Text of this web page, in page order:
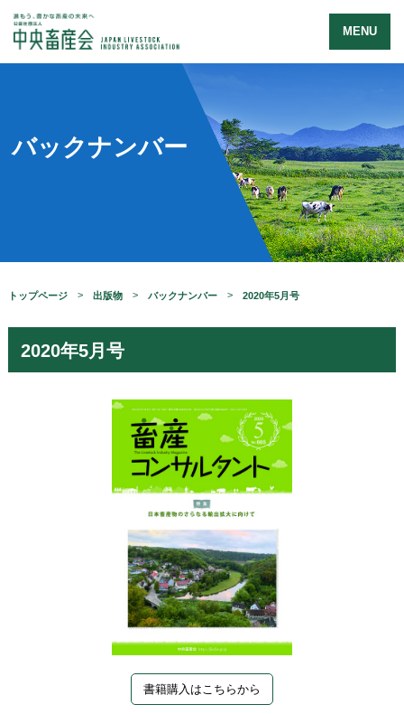
MENU
バックナンバー
トップページ 出版物 バックナンバー 2020年5月号
2020年5月号
書籍購入はこちらから